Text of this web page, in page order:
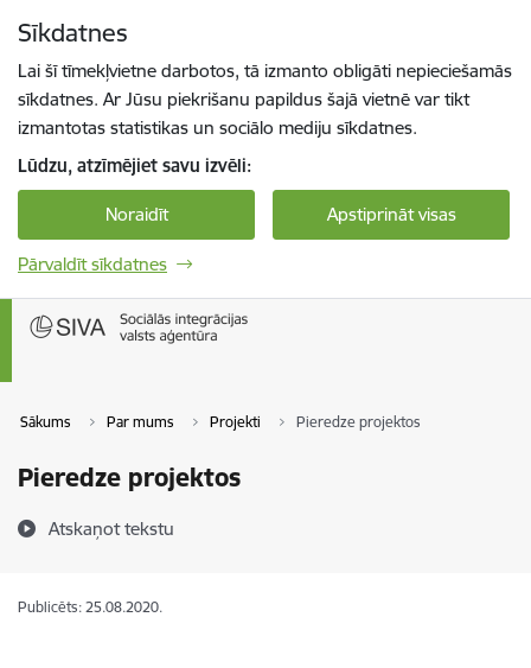
Sīkdatnes
Lai šī tīmekļvietne darbotos, tā izmanto obligāti nepieciešamās
sīkdatnes. Ar Jūsu piekrišanu papildus šajā vietnē var tikt
izmantotas statistikas un sociālo mediju sīkdatnes.
Lūdzu, atzīmējiet savu izvēli:
Noraidīt Apstiprināt visas
Pārvaldīt sīkdatnes
Sākums Par mums Projekti Pieredze projektos
Pieredze projektos
Atskaņot tekstu
Publicēts: 25.08.2020.